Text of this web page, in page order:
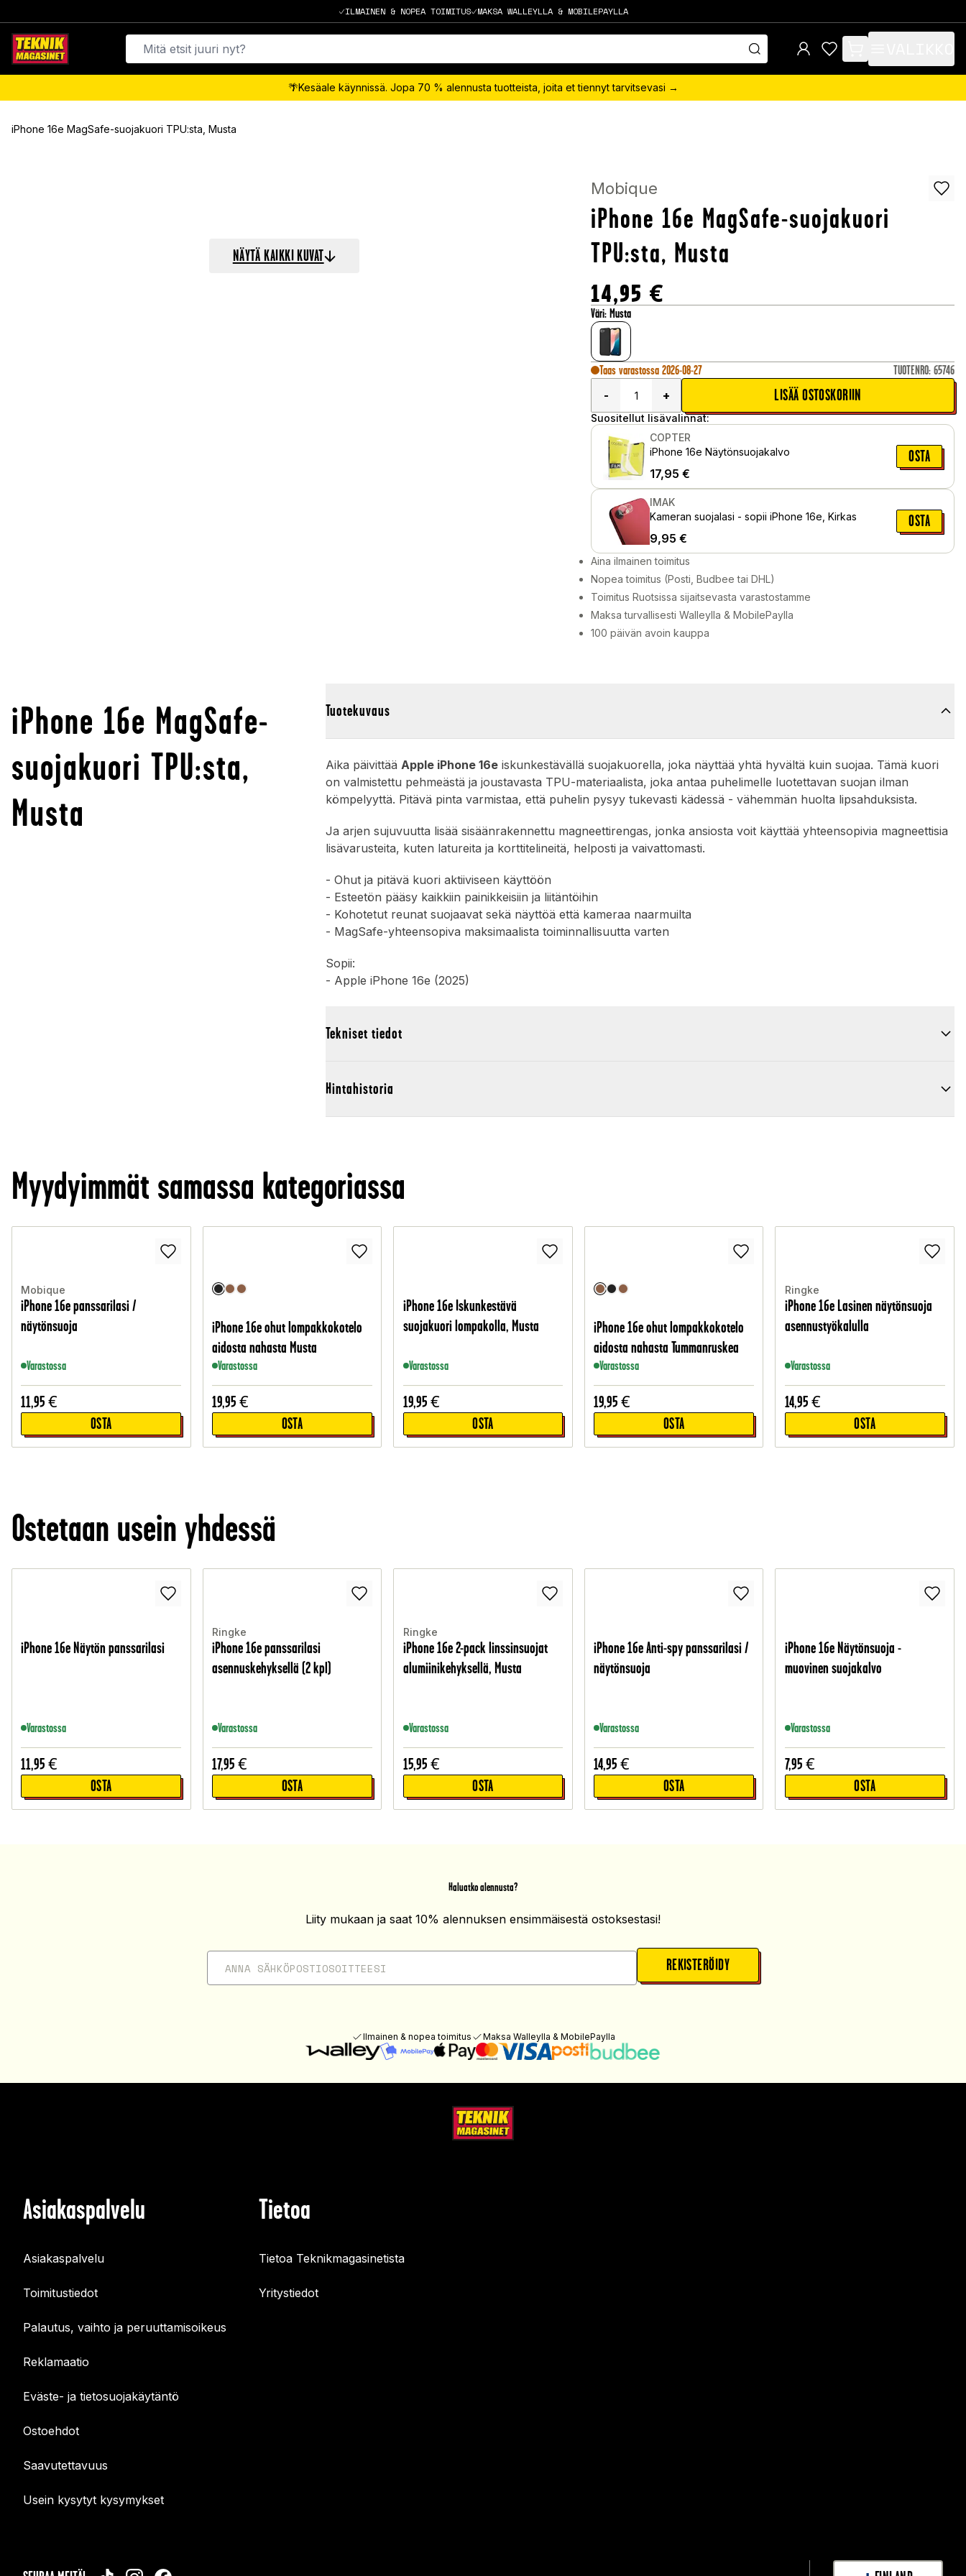
ILMAINEN & NOPEA TOIMITUS MAKSA WALLEYLLA & MOBILEPAYLLA
items in cart, view bag
🌴Kesäale käynnissä. Jopa 70 % alennusta tuotteista, joita et tiennyt tarvitsevasi →
iPhone 16e MagSafe-suojakuori TPU:sta, Musta
NÄYTÄ KAIKKI KUVAT
Mobique
iPhone 16e MagSafe-suojakuori
TPU:sta, Musta
14,95 €
Väri: Musta
Taas varastossa 2026-08-27 TUOTENRO: 65746
-
+ LISÄÄ OSTOSKORIIN
Suositellut lisävalinnat:
COPTER
iPhone 16e Näytönsuojakalvo
17,95 €
OSTA
IMAK
Kameran suojalasi - sopii iPhone 16e, Kirkas
9,95 €
OSTA
Aina ilmainen toimitus
Nopea toimitus (Posti, Budbee tai DHL)
Toimitus Ruotsissa sijaitsevasta varastostamme
Maksa turvallisesti Walleylla & MobilePaylla
100 päivän avoin kauppa
iPhone 16e MagSafe-
suojakuori TPU:sta,
Musta
Tuotekuvaus
Aika päivittääApple iPhone 16e iskunkestävällä suojakuorella, joka näyttää yhtä hyvältä kuin suojaa. Tämä kuori
on valmistettu pehmeästä ja joustavasta TPU-materiaalista, joka antaa puhelimelle luotettavan suojan ilman
kömpelyyttä. Pitävä pinta varmistaa, että puhelin pysyy tukevasti kädessä - vähemmän huolta lipsahduksista.
Ja arjen sujuvuutta lisää sisäänrakennettu magneettirengas, jonka ansiosta voit käyttää yhteensopivia magneettisia
lisävarusteita, kuten latureita ja korttitelineitä, helposti ja vaivattomasti.
- Ohut ja pitävä kuori aktiiviseen käyttöön
- Esteetön pääsy kaikkiin painikkeisiin ja liitäntöihin
- Kohotetut reunat suojaavat sekä näyttöä että kameraa naarmuilta
- MagSafe-yhteensopiva maksimaalista toiminnallisuutta varten
Sopii:
- Apple iPhone 16e (2025)
Tekniset tiedot
Hintahistoria
Myydyimmät samassa kategoriassa
Mobique
iPhone 16e panssarilasi /
näytönsuoja
Varastossa
11,95 €
OSTA
iPhone 16e ohut lompakkokotelo
aidosta nahasta Musta
Varastossa
19,95 €
OSTA
iPhone 16e Iskunkestävä
suojakuori lompakolla, Musta
Varastossa
19,95 €
OSTA
iPhone 16e ohut lompakkokotelo
aidosta nahasta Tummanruskea
Varastossa
19,95 €
OSTA
Ringke
iPhone 16e Lasinen näytönsuoja
asennustyökalulla
Varastossa
14,95 €
OSTA
Ostetaan usein yhdessä
iPhone 16e Näytön panssarilasi
Varastossa
11,95 €
OSTA
Ringke
iPhone 16e panssarilasi
asennuskehyksellä (2 kpl)
Varastossa
17,95 €
OSTA
Ringke
iPhone 16e 2-pack linssinsuojat
alumiinikehyksellä, Musta
Varastossa
15,95 €
OSTA
iPhone 16e Anti-spy panssarilasi /
näytönsuoja
Varastossa
14,95 €
OSTA
iPhone 16e Näytönsuoja -
muovinen suojakalvo
Varastossa
7,95 €
OSTA
Haluatko alennusta?
Liity mukaan ja saat 10% alennuksen ensimmäisestä ostoksestasi!
REKISTERÖIDY
Ilmainen & nopea toimitus Maksa Walleylla & MobilePaylla
Asiakaspalvelu
Asiakaspalvelu
Toimitustiedot
Palautus, vaihto ja peruuttamisoikeus
Reklamaatio
Eväste- ja tietosuojakäytäntö
Ostoehdot
Saavutettavuus
Usein kysytyt kysymykset
Tietoa
Tietoa Teknikmagasinetista
Yritystiedot